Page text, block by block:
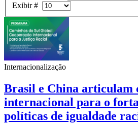
Exibir #
Internacionalização
Brasil e China articulam
internacional para o
políticas de igualdade